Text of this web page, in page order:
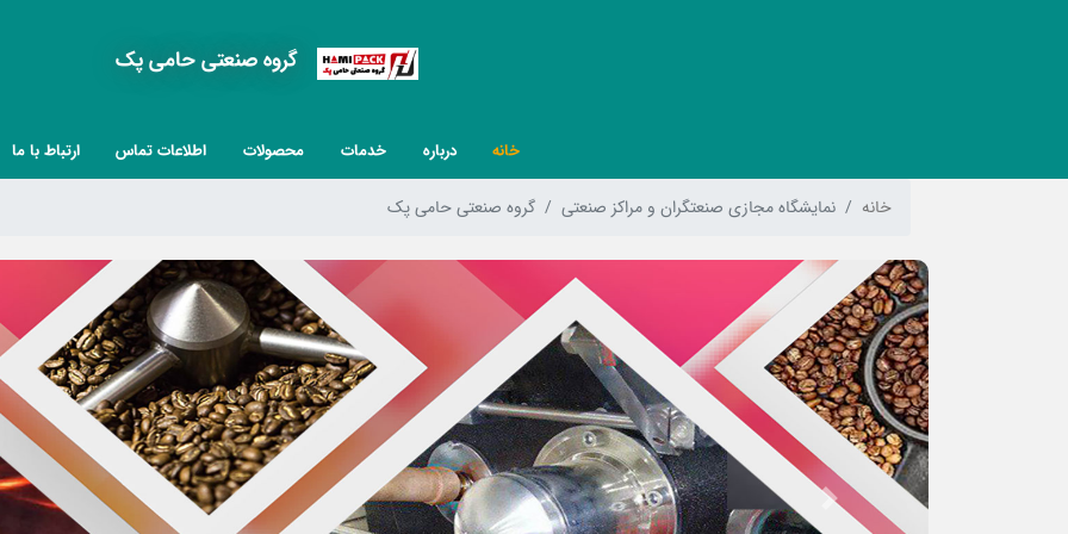
گروه صنعتی حامی پک
خانه درباره خدمات محصولات اطلاعات تماس ارتباط با ما
خانه نمایشگاه مجازی صنعتگران و مراکز صنعتی گروه صنعتی حامی پک
Previous